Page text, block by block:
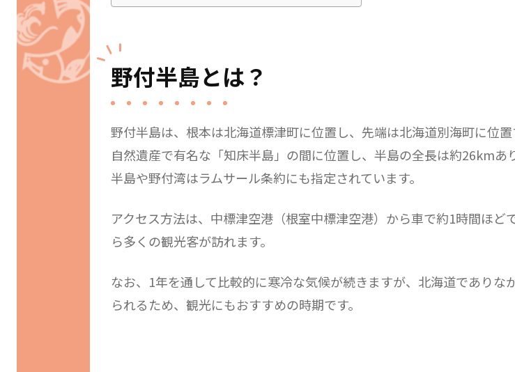
野付半島とは？
野付半島は、根本は北海道標津町に位置し、先端は北海道別海町に位
自然遺産で有名な「知床半島」の間に位置し、半島の全長は約26km
半島や野付湾はラムサール条約にも指定されています。
アクセス方法は、中標津空港（根室中標津空港）から車で約1時間ほ
ら多くの観光客が訪れます。
なお、1年を通して比較的に寒冷な気候が続きますが、北海道であり
られるため、観光にもおすすめの時期です。